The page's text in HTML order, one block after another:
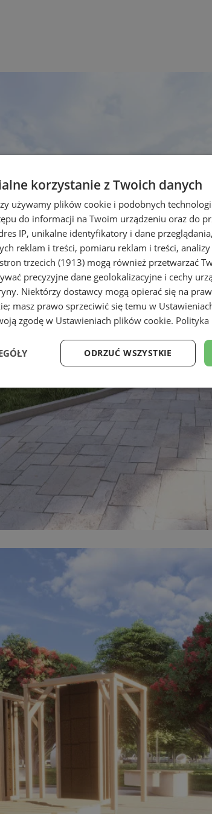
korzystanie z Twoich danych
używamy plików cookie i podobnych
do informacji na Twoim urządzeniu oraz do
IP, unikalne identyfikatory i dane
reklam i treści, pomiaru reklam i treści,
trzecich (1913) mogą również przetwarzać
precyzyjne dane geolokalizacyjne i cechy
Niektórzy dostawcy mogą opierać się na
masz prawo sprzeciwić się temu w
zgodę w Ustawieniach plików cookie. Polityka
ODRZUĆ WSZYSTKIE
Wydajność Targetowanie
Niezbędne Targetowanie Funkcjonalność
umożliwiają korzystanie z podstawowych funkcji strony
Bez niezbędnych plików cookie nie można prawidłowo korzystać
Provider
orzesze.com.pl
orzesze.com.pl
Ten plik
Ten plik cookie
tygodnie
Ten plik
użytkownika
prywatności
wybory
zgody,
wizytach.
konfigurować
zgodność z
Cloudflare
Inc.
.x.com
29 minut 59
sekund
Ten plik cookie
to korzystne
umożliwia
korzystania z
4 tygodnie 2 dni
Ten plik cookie
Script.com do
zgody
aby baner
Cloudflare
.twitter.com
29 minut 55
Ten plik cookie
to korzystne
umożliwia
korzystania z
Google Privacy Policy